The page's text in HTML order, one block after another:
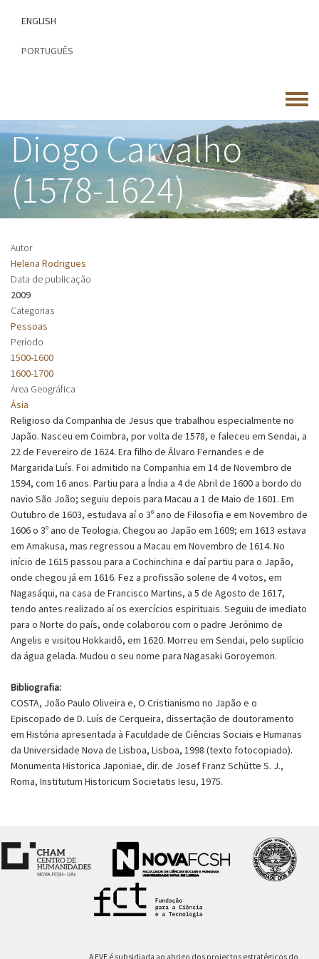
conteúdo
ENGLISH
PORTUGUÊS
Toggle
menu
Diogo Carvalho
(1578-1624)
Autor
Helena Rodrigues
Data de publicação
2009
Categorias
Pessoas
Período
1500-1600
1600-1700
Área Geográfica
Ásia
Religioso da Companhia de Jesus que trabalhou especialmente no
Japão. Nasceu em Coimbra, por volta de 1578, e faleceu em Sendai, a
22 de Fevereiro de 1624. Era filho de Álvaro Fernandes e de
Margarida Luís. Foi admitido na Companhia em 14 de Novembro de
1594, com 16 anos. Partiu para a Índia a 4 de Abril de 1600 a bordo do
navio São João; seguiu depois para Macau a 1 de Maio de 1601. Em
Outubro de 1603, estudava aí o 3º ano de Filosofia e em Novembro de
1606 o 3º ano de Teologia. Chegou ao Japão em 1609; em 1613 estava
em Amakusa, mas regressou a Macau em Novembro de 1614. No
início de 1615 passou para a Cochinchina e daí partiu para o Japão,
onde chegou já em 1616. Fez a profissão solene de 4 votos, em
Nagasáqui, na casa de Francisco Martins, a 5 de Agosto de 1617,
tendo antes realizado aí os exercícios espirituais. Seguiu de imediato
para o Norte do país, onde colaborou com o padre Jerónimo de
Angelis e visitou Hokkaidô, em 1620. Morreu em Sendai, pelo suplício
da água gelada. Mudou o seu nome para Nagasaki Goroyemon.
Bibliografia:
COSTA, João Paulo Oliveira e, O Cristianismo no Japão e o
Episcopado de D. Luís de Cerqueira, dissertação de doutoramento
em História apresentada à Faculdade de Ciências Sociais e Humanas
da Universidade Nova de Lisboa, Lisboa, 1998 (texto fotocopiado).
Monumenta Historica Japoniae, dir. de Josef Franz Schütte S. J.,
Roma, Institutum Historicum Societatis Iesu, 1975.
A EVE é subsidiada ao abrigo dos projectos estratégicos do